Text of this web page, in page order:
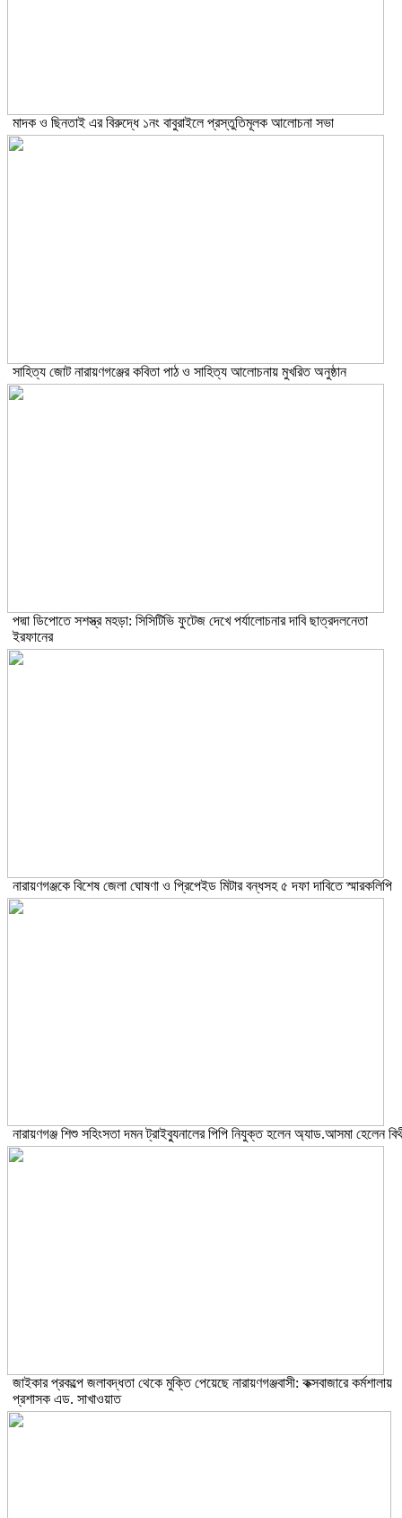
মাদক ও ছিনতাই এর বিরুদ্ধে ১নং বাবুরাইলে প্রস্তুতিমূলক আলোচনা সভা
সাহিত্য জোট নারায়ণগঞ্জের কবিতা পাঠ ও সাহিত্য আলোচনায় মুখরিত অনুষ্ঠান
পদ্মা ডিপোতে সশস্ত্র মহড়া: সিসিটিভি ফুটেজ দেখে পর্যালোচনার দাবি ছাত্রদলনেতা
ইরফানের
নারায়ণগঞ্জকে বিশেষ জেলা ঘোষণা ও প্রিপেইড মিটার বন্ধসহ ৫ দফা দাবিতে স্মারকলিপি
নারায়ণগঞ্জ শিশু সহিংসতা দমন ট্রাইব্যুনালের পিপি নিযুক্ত হলেন অ্যাড.আসমা হেলেন
জাইকার প্রকল্পে জলাবদ্ধতা থেকে মুক্তি পেয়েছে নারায়ণগঞ্জবাসী: কক্সবাজারে কর্মশালায়
প্রশাসক এড. সাখাওয়াত